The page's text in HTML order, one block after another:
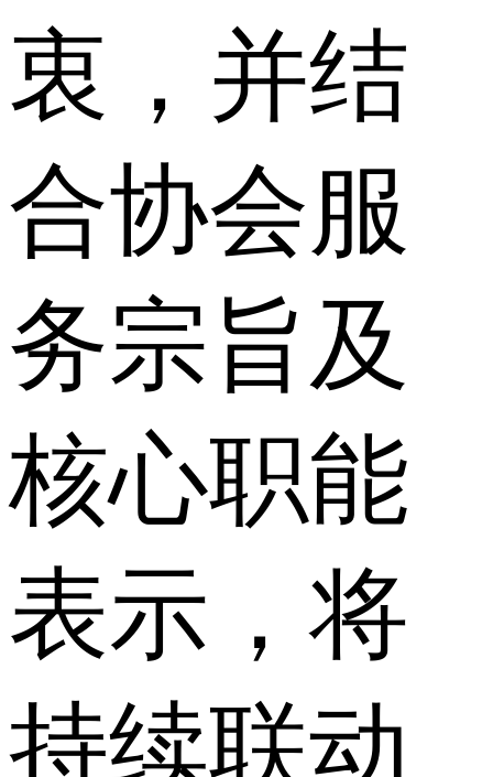
衷，并结
合协会服
务宗旨及
核心职能
表示，将
持续联动